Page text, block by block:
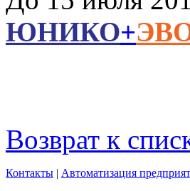
ЮНИКО+
Возврат к
Контакты | Автоматизация